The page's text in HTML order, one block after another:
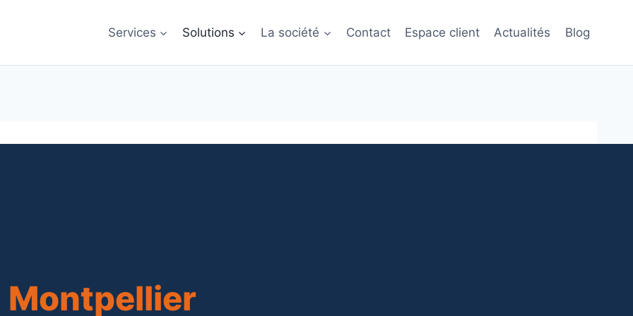
Services Solutions La société Contact Espace client Actualités Blog